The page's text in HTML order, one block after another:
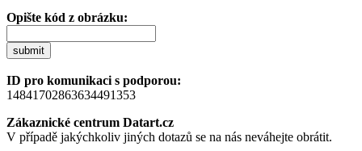
Opište kód z obrázku:
submit
ID pro komunikaci s podporou:
14841702863634491353
Zákaznické centrum Datart.cz
V případě jakýchkoliv jiných dotazů se na nás neváhejte obrátit.